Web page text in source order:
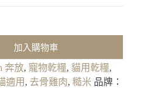
加入購物車
奔放, 寵物乾糧, 貓用乾糧,
適用 , 去骨雞肉, 糙米 品牌：